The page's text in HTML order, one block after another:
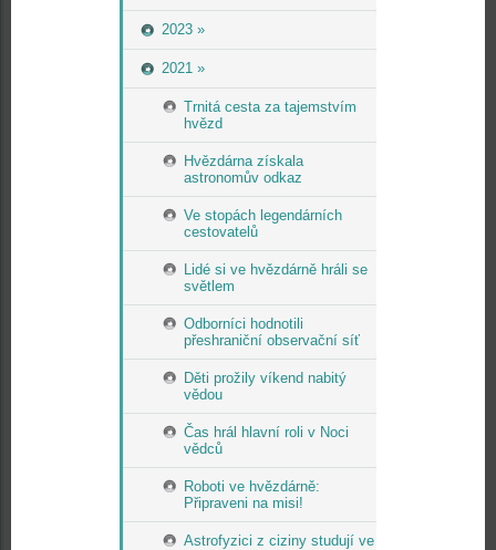
2023 »
2021 »
Trnitá cesta za tajemstvím
hvězd
Hvězdárna získala
astronomův odkaz
Ve stopách legendárních
cestovatelů
Lidé si ve hvězdárně hráli se
světlem
Odborníci hodnotili
přeshraniční observační síť
Děti prožily víkend nabitý
vědou
Čas hrál hlavní roli v Noci
vědců
Roboti ve hvězdárně:
Připraveni na misi!
Astrofyzici z ciziny studují ve